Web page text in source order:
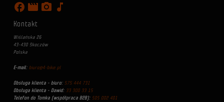
facebook movie photo_camera music_note
Kontakt
Wiślańska 26
43-430 Skoczów
Polska
E-mail: biuro@4-bike.pl
Obsługa klienta - biuro: 575 444 731
Obsługa klienta - Dawid: 33 300 33 15
Telefon do Tomka (współpraca B2B): 505 002 401